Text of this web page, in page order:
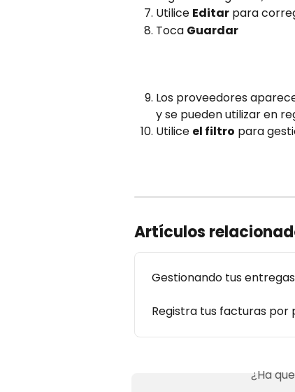
Utilice Editar para
Toca Guardar
Los proveedores
y se pueden utilizar en
Utilice el filtro para
Artículos
Gestionando tus
Registra tus facturas por
¿Ha